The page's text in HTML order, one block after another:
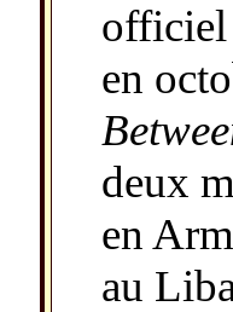
officiel
en
deux
en
au